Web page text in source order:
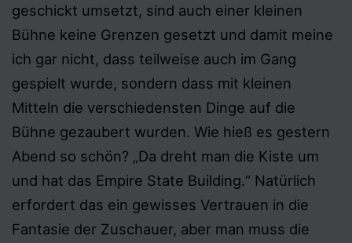
geschickt umsetzt, sind auch einer kleinen
Bühne keine Grenzen gesetzt und damit meine
ich gar nicht, dass teilweise auch im Gang
gespielt wurde, sondern dass mit kleinen
Mitteln die verschiedensten Dinge auf die
Bühne gezaubert wurden. Wie hieß es gestern
Abend so schön? „Da dreht man die Kiste um
und hat das Empire State Building.“ Natürlich
erfordert das ein gewisses Vertrauen in die
Fantasie der Zuschauer, aber man muss die